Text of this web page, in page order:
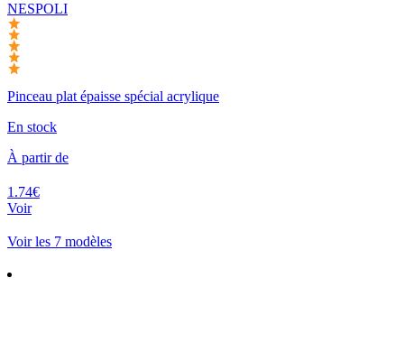
NESPOLI
Pinceau plat épaisse spécial acrylique
En stock
À partir de
1.74€
Voir
Voir les 7 modèles